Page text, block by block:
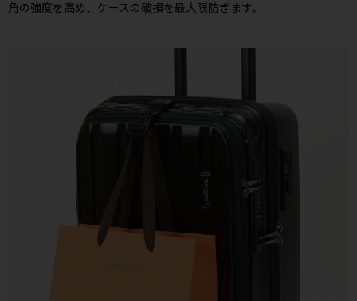
角の強度を高め、ケースの破損を最大限防ぎます。